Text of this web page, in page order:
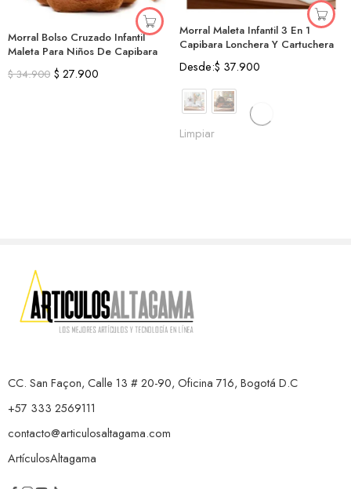
Morral Bolso Cruzado Infantil
Maleta Para Niños De Capibara
$34.900 $ 27.900
Morral Maleta Infantil 3 En 1
Capibara Lonchera Y Cartuchera
Desde:$ 37.900
Limpiar
CC. San Façon, Calle 13 # 20-90, Oficina 716, Bogotá D.C
+57 333 2569111
contacto@articulosaltagama.com
ArtículosAltagama